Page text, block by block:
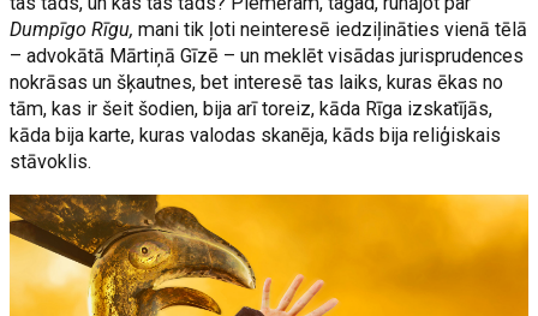
Dumpīgo Rīgu, mani tik ļoti neinteresē iedziļināties vienā tēlā
– advokātā Mārtiņā Gīzē – un meklēt visādas jurisprudences
nokrāsas un šķautnes, bet interesē tas laiks, kuras ēkas no
tām, kas ir šeit šodien, bija arī toreiz, kāda Rīga izskatījās,
kāda bija karte, kuras valodas skanēja, kāds bija reliģiskais
stāvoklis.